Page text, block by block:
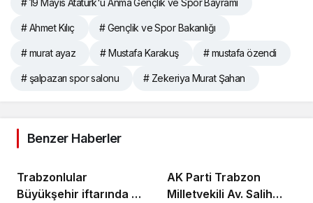
# 19 Mayıs Atatürk'ü Anma Gençlik ve Spor Bayramı
# Ahmet Kılıç # Gençlik ve Spor Bakanlığı
# murat ayaz # Mustafa Karakuş # mustafa özendi
# şalpazarı spor salonu # Zekeriya Murat Şahan
Benzer Haberler
Trabzonlular
Büyükşehir iftarında bir
AK Parti Trabzon
Milletvekili Av. Salih